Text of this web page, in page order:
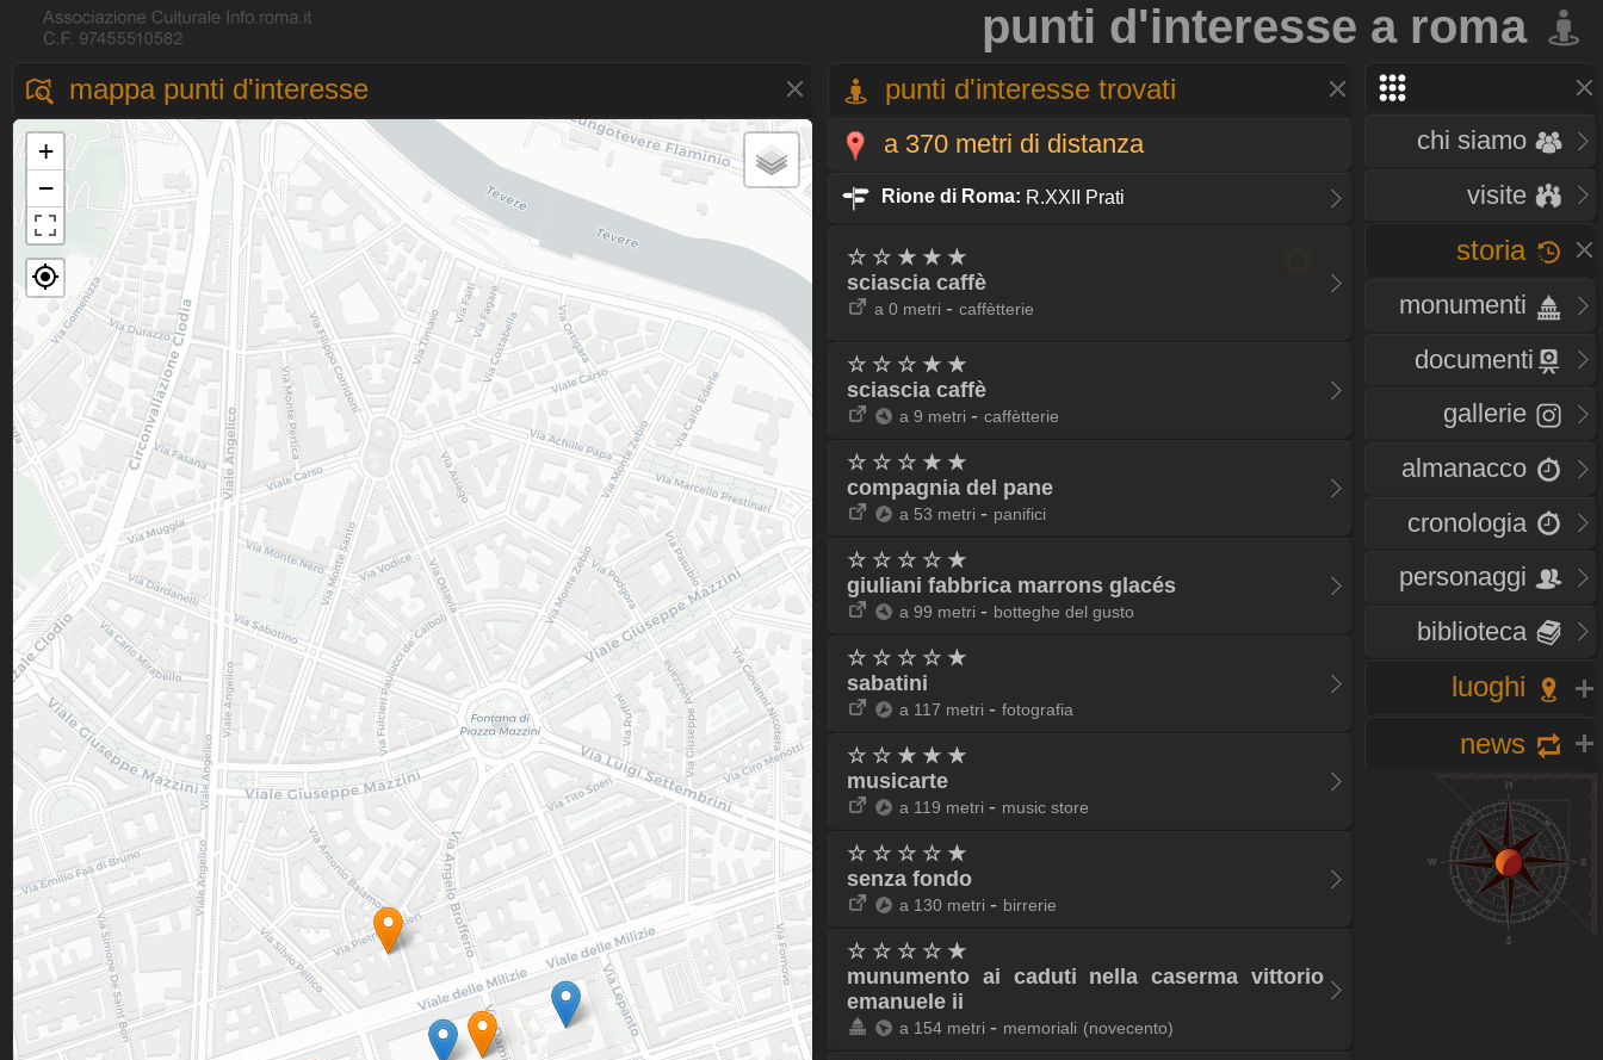
punti d'interesse a roma
chi siamo
visite
storia
monumenti
documenti
gallerie
almanacco
cronologia
personaggi
biblioteca
luoghi
news
mappa punti d'interesse
+
−
punti d'interesse trovati
a 370 metri di distanza
Rione di Roma: R.XXII Prati
☆ ☆ ★ ★ ★
sciascia caffè
a 0 metri - caffètterie
☆ ☆ ☆ ★ ★
sciascia caffè
a 9 metri - caffètterie
☆ ☆ ☆ ★ ★
compagnia del pane
a 53 metri - panifici
☆ ☆ ☆ ☆ ★
giuliani fabbrica marrons glacés
a 99 metri - botteghe del gusto
☆ ☆ ☆ ☆ ★
sabatini
a 117 metri - fotografia
☆ ☆ ★ ★ ★
musicarte
a 119 metri - music store
☆ ☆ ☆ ☆ ★
senza fondo
a 130 metri - birrerie
☆ ☆ ☆ ☆ ★
munumento ai caduti nella caserma vittorio
emanuele ii
a 154 metri - memoriali (novecento)